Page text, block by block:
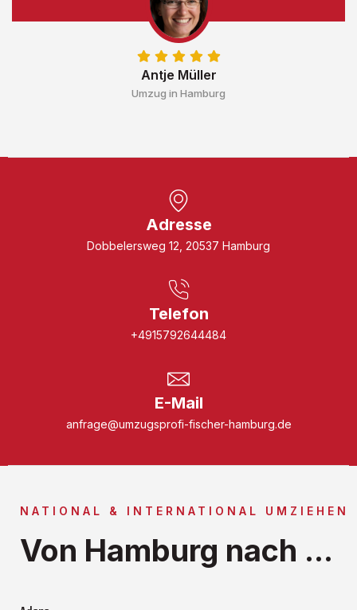
Antje Müller
Umzug in Hamburg
Adresse
Dobbelersweg 12, 20537 Hamburg
Telefon
+4915792644484
E-Mail
anfrage@umzugsprofi-fischer-hamburg.de
NATIONAL & INTERNATIONAL UMZIEHEN
Von Hamburg nach ...